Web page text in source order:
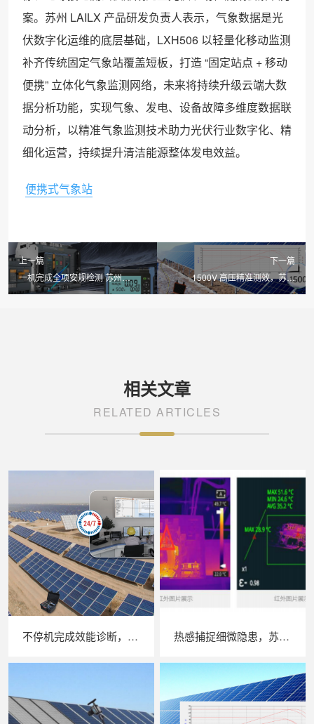
案。苏州 LAILX 产品研发负责人表示，气象数据是光
伏数字化运维的底层基础，LXH506 以轻量化移动监测
补齐传统固定气象站覆盖短板，打造 “固定站点 + 移动
便携” 立体化气象监测网络，未来将持续升级云端大数
据分析功能，实现气象、发电、设备故障多维度数据联
动分析，以精准气象监测技术助力光伏行业数字化、精
细化运营，持续提升清洁能源整体发电效益。
便携式气象站
上一篇
一机完成全项安规检测 苏州
LAILX LXH601 绝缘接地综合测试
下一篇
1500V 高压精准测效，苏州
LAILX LX-PV31 便携式 IV 测试仪
相关文章
RELATED ARTICLES
不停机完成效能诊断，苏州 LAILX LX‑PE93 逆变器综合测试仪筑牢光伏电站效能底座 热感捕捉细微隐患，苏州 LAILX LX‑F300 手持红外热成像仪赋能光伏安全运维